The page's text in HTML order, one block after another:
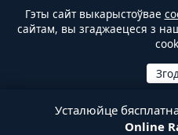
Гэты сайт выкарыстоўвае
сайтам, вы згаджаецеся з
Усталюйце
Online